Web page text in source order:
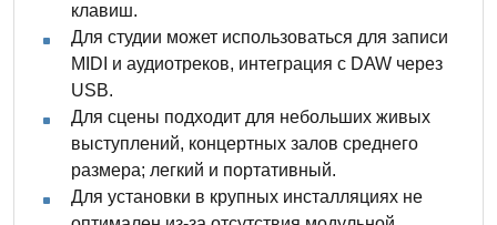
клавиш.
Для студии может использоваться для записи
MIDI и аудиотреков, интеграция с DAW через
USB.
Для сцены подходит для небольших живых
выступлений, концертных залов среднего
размера; легкий и портативный.
Для установки в крупных инсталляциях не